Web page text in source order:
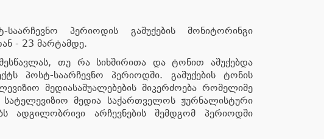
პერიოდის გაშუქების მონიტორინგი
- 23 მარტამდე.
თუ რა სიხშირითა და ტონით აშუქებდა
პოსტ-საარჩევნო პერიოდში. გაშუქების ტონის
მედიასაშუალებების მიკერძოება რომელიმე
სატელევიზიო მედია საქართველოს ჟურნალისტური
ადგილობრივი არჩევნების შემდგომ პერიოდში